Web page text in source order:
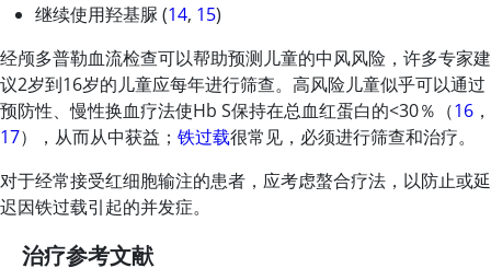
继续使用羟基脲 (14, 15)
经颅多普勒血流检查可以帮助预测儿童的中风风险，许多专家建
议2岁到16岁的儿童应每年进行筛查。高风险儿童似乎可以通过
预防性、慢性换血疗法使Hb S保持在总血红蛋白的<30％（16 ，
17），从而从中获益； 铁过载很常见，必须进行筛查和治疗。
对于经常接受红细胞输注的患者，应考虑螯合疗法，以防止或延
迟因铁过载引起的并发症。
治疗参考文献